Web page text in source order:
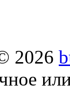
2026